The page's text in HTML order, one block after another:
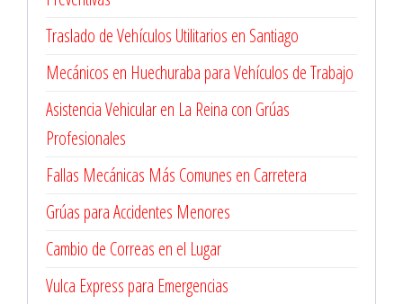
Traslado de Vehículos Utilitarios en Santiago
Mecánicos en Huechuraba para Vehículos de Trabajo
Asistencia Vehicular en La Reina con Grúas
Profesionales
Fallas Mecánicas Más Comunes en Carretera
Grúas para Accidentes Menores
Cambio de Correas en el Lugar
Vulca Express para Emergencias